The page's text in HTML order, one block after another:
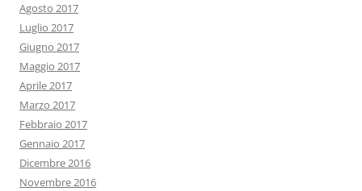
Agosto 2017
Luglio 2017
Giugno 2017
Maggio 2017
Aprile 2017
Marzo 2017
Febbraio 2017
Gennaio 2017
Dicembre 2016
Novembre 2016